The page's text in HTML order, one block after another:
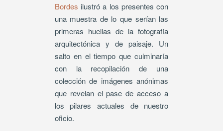
Bordes ilustró a los presentes con
una muestra de lo que serían las
primeras huellas de la fotografía
arquitectónica y de paisaje. Un
salto en el tiempo que culminaría
con la recopilación de una
colección de imágenes anónimas
que revelan el pase de acceso a
los pilares actuales de nuestro
oficio.